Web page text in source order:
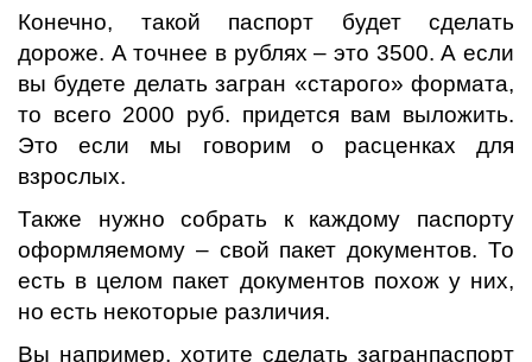
Конечно, такой паспорт будет сделать
дороже. А точнее в рублях – это 3500. А если
вы будете делать загран «старого» формата,
то всего 2000 руб. придется вам выложить.
Это если мы говорим о расценках для
взрослых.
Также нужно собрать к каждому паспорту
оформляемому – свой пакет документов. То
есть в целом пакет документов похож у них,
но есть некоторые различия.
Вы например, хотите сделать загранпаспорт